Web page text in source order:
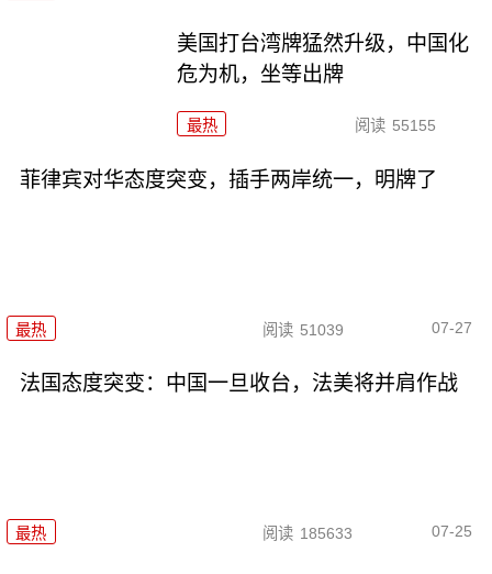
美国打台湾牌猛然升级，中国化
危为机，坐等出牌
最热 阅读 55155
菲律宾对华态度突变，插手两岸统一，明牌了
最热 阅读 51039 07-27
法国态度突变：中国一旦收台，法美将并肩作战
最热 阅读 185633 07-25